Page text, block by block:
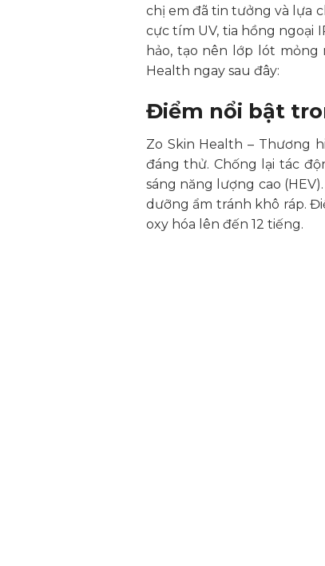
chị em đã tin tưởng và lựa
cực tím UV, tia hồng ngoại
hảo, tạo nên lớp lót
Health ngay sau đây:
Điểm nổi bật
Zo Skin Health – Thương
đáng thử. Chống lại tác
sáng năng lượng cao
dưỡng ẩm tránh khô ráp.
oxy hóa lên đến 12 tiếng.